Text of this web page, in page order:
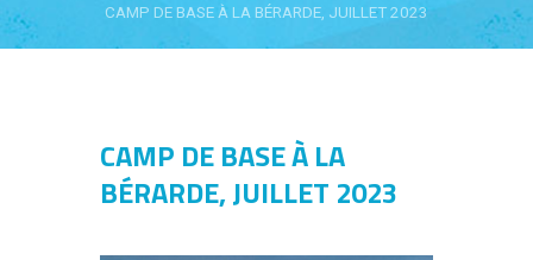
CAMP DE BASE À LA BÉRARDE, JUILLET 2023
CAMP DE BASE À LA
BÉRARDE, JUILLET 2023